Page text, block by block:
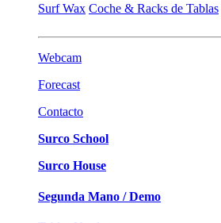
Surf Wax Coche & Racks de Tablas
Webcam
Forecast
Contacto
Surco School
Surco House
Segunda Mano / Demo